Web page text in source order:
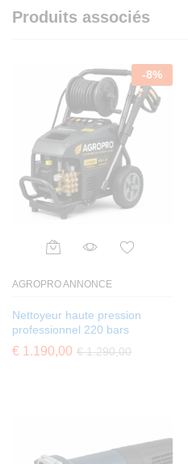
Produits associés
-8%
AGROPRO ANNONCE
Nettoyeur haute pression
professionnel 220 bars
€ 1.190,00 €1.290,00